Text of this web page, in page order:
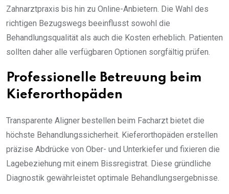
Zahnarztpraxis bis hin zu Online-Anbietern. Die Wahl des
richtigen Bezugswegs beeinflusst sowohl die
Behandlungsqualität als auch die Kosten erheblich. Patienten
sollten daher alle verfügbaren Optionen sorgfältig prüfen.
Professionelle Betreuung beim
Kieferorthopäden
Transparente Aligner bestellen beim Facharzt bietet die
höchste Behandlungssicherheit. Kieferorthopäden erstellen
präzise Abdrücke von Ober- und Unterkiefer und fixieren die
Lagebeziehung mit einem Bissregistrat. Diese gründliche
Diagnostik gewährleistet optimale Behandlungsergebnisse.